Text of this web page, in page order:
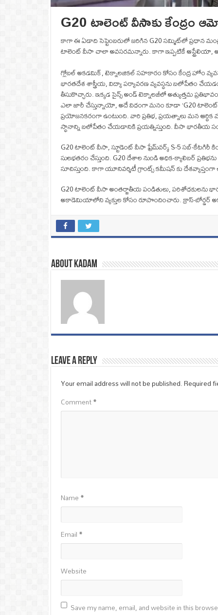
G20 టాలెంట్ వీసాకు కేంద్రం
కాగా ఈ ఏడాది సెప్టెంబరులో జరిగిన G20 సమ్మిట్‌లో ప్రధాన
టాలెంట్ వీసా చాలా అవసరమన్నారు. కాగా ఇప్పటికే ఆస్ట్రేలియా,
గ్లోబల్ అకడమిక్, టెక్నాలజికల్ సహకారం కోసం కేంద్ర హోం
భారతదేశ శాస్త్రీయ, విద్యా పర్యావరణ వ్యవస్థను బలోపేతం
తీసుకొచ్చారు. ఇక్కడ సైన్స్ అండ్ టెక్నాలజీలో అత్యుత్తమ
ఎలా జారీ చేస్తున్నాయో, అదే విధంగా మనం కూడా ‘G20 టాలెంట్
ప్రయోజనకరంగా ఉంటుంది. వారి ప్రతిభ, ప్రయత్నాలు మన
స్థానాన్ని బలోపేతం చేయడానికి ప్రయత్నిస్తుంది. వీసా భారతీయ
G20 టాలెంట్ వీసా, స్టూడెంట్ వీసా ఫ్రేమ్‌వర్క్ S-5 సబ్-కేటగిరీ
సులభతరం చేస్తుంది. G20 దేశాల నుండి అధిక-క్యాలిబర్
సూచిస్తుంది. కాగా యూనివర్శిటీ గ్రాంట్స్ కమీషన్ కు
G20 టాలెంట్ వీసా అంతర్జాతీయ పండితులు, పరిశోధకులను
అకాడెమియాలోని వ్యక్తుల కోసం రూపొందించారు. క్రాస్-బోర్డర్
About Kadam
Leave a Reply
Your email address will not be published.Required
Comment*
Name*
Email*
Website
Save my name, email, and website in this